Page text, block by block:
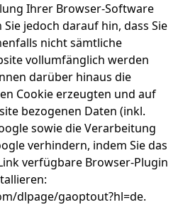
Ihrer Browser-Software
jedoch darauf hin, dass Sie
nicht sämtliche
vollumfänglich werden
darüber hinaus die
Cookie erzeugten und auf
bezogenen Daten (inkl.
sowie die Verarbeitung
verhindern, indem Sie das
verfügbare Browser-Plugin
dlpage/gaoptout?hl=de.